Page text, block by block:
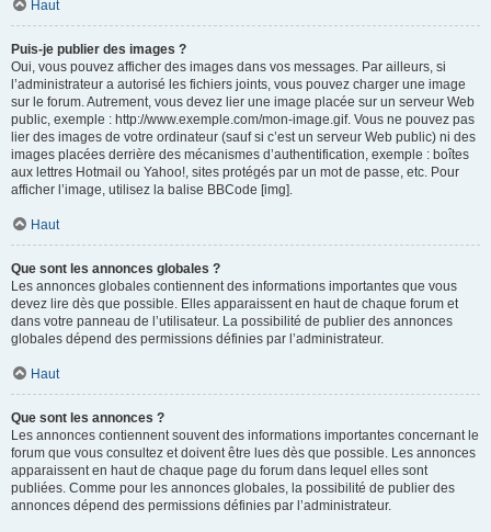
Haut
Puis-je publier des images ?
Oui, vous pouvez afficher des images dans vos messages. Par ailleurs, si
l’administrateur a autorisé les fichiers joints, vous pouvez charger une image
sur le forum. Autrement, vous devez lier une image placée sur un serveur Web
public, exemple : http://www.exemple.com/mon-image.gif. Vous ne pouvez pas
lier des images de votre ordinateur (sauf si c’est un serveur Web public) ni des
images placées derrière des mécanismes d’authentification, exemple : boîtes
aux lettres Hotmail ou Yahoo!, sites protégés par un mot de passe, etc. Pour
afficher l’image, utilisez la balise BBCode [img].
Haut
Que sont les annonces globales ?
Les annonces globales contiennent des informations importantes que vous
devez lire dès que possible. Elles apparaissent en haut de chaque forum et
dans votre panneau de l’utilisateur. La possibilité de publier des annonces
globales dépend des permissions définies par l’administrateur.
Haut
Que sont les annonces ?
Les annonces contiennent souvent des informations importantes concernant le
forum que vous consultez et doivent être lues dès que possible. Les annonces
apparaissent en haut de chaque page du forum dans lequel elles sont
publiées. Comme pour les annonces globales, la possibilité de publier des
annonces dépend des permissions définies par l’administrateur.